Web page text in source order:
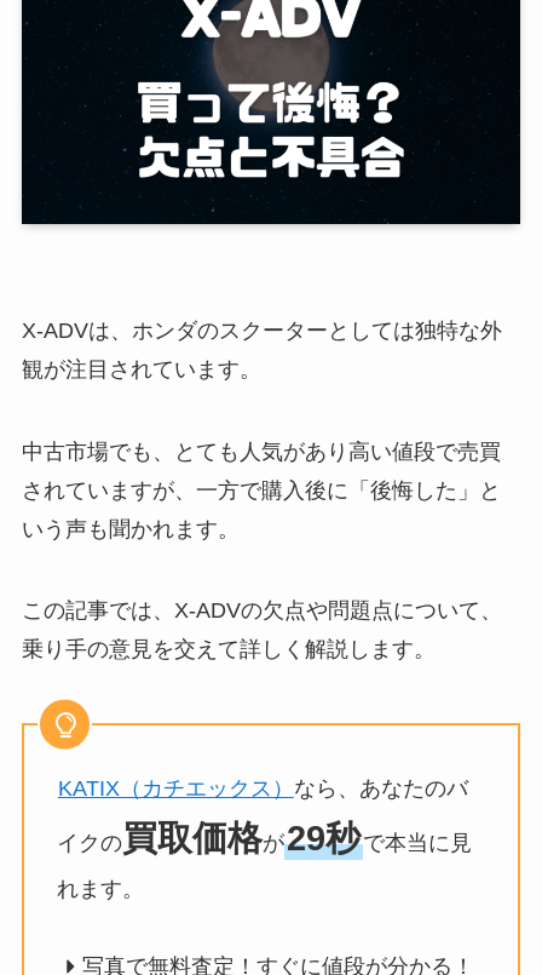
X-ADVは、ホンダのスクーターとしては独特な外
観が注目されています。
中古市場でも、とても人気があり高い値段で売買
されていますが、一方で購入後に「後悔した」と
いう声も聞かれます。
この記事では、X-ADVの欠点や問題点について、
乗り手の意見を交えて詳しく解説します。
KATIX（カチエックス） なら、あなたのバ
イクの買取価格が29秒で本当に見
れます。
写真で無料査定！すぐに値段が分かる！